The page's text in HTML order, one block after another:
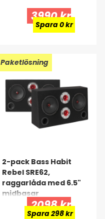
3990 kr
Spara 0 kr
Paketlösning
2-pack Bass Habit
Rebel SRE62,
raggarlåda med 6.5"
midbasar
2098 kr
Spara 298 kr